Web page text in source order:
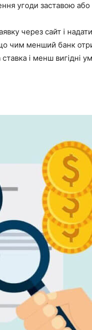
угоди заставою
через сайт і
чим менший банк
і менш вигідні